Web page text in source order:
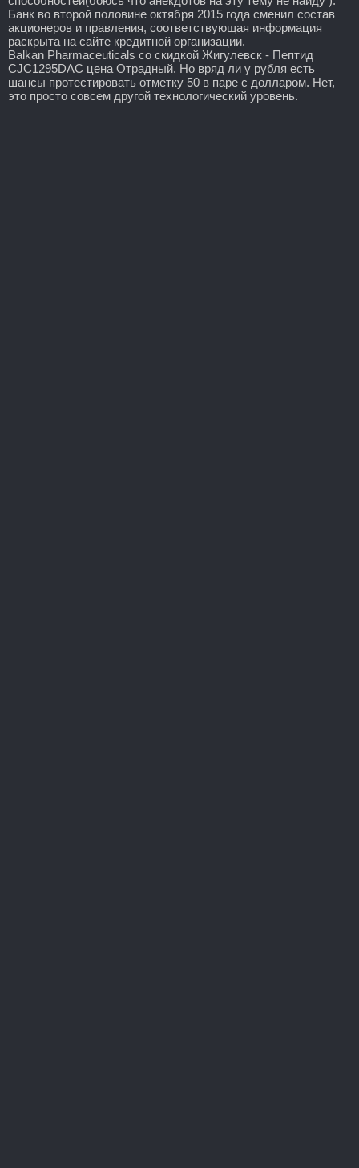
Банк во второй половине октября 2015 года сменил состав
акционеров и правления, соответствующая информация
раскрыта на сайте кредитной организации.
Balkan Pharmaceuticals со скидкой Жигулевск - Пептид
CJC1295DAC цена Отрадный. Но вряд ли у рубля есть
шансы протестировать отметку 50 в паре с долларом. Нет,
это просто совсем другой технологический уровень.